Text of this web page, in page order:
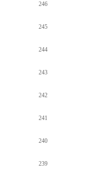
246
245
244
243
242
241
240
239